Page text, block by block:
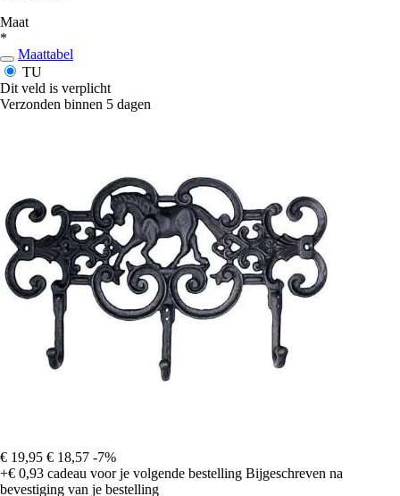
Maat
*
Maattabel
TU
Dit veld is verplicht
Verzonden binnen 5 dagen
€ 19,95 € 18,57 -7%
+€ 0,93 cadeau voor je volgende bestelling Bijgeschreven na
bevestiging van je bestelling